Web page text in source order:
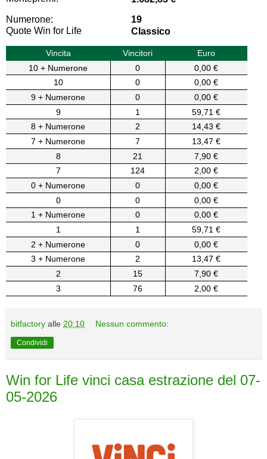
Numerone:
19
Quote Win for Life
Classico
Vincita Vincitori
Euro
10 + Numerone
0
0,00 €
10
0
0,00 €
9 + Numerone
0
0,00 €
9
1
59,71 €
8 + Numerone
2
14,43 €
7 + Numerone
7
13,47 €
8
21
7,90 €
7
124
2,00 €
0 + Numerone
0
0,00 €
0
0
0,00 €
1 + Numerone
0
0,00 €
1
1
59,71 €
2 + Numerone
0
0,00 €
3 + Numerone
2
13,47 €
2
15
7,90 €
3
76 2,00 €
bitfactory alle 20:10 Nessun commento:
Condividi
Win for Life vinci casa estrazione del 07-
05-2026